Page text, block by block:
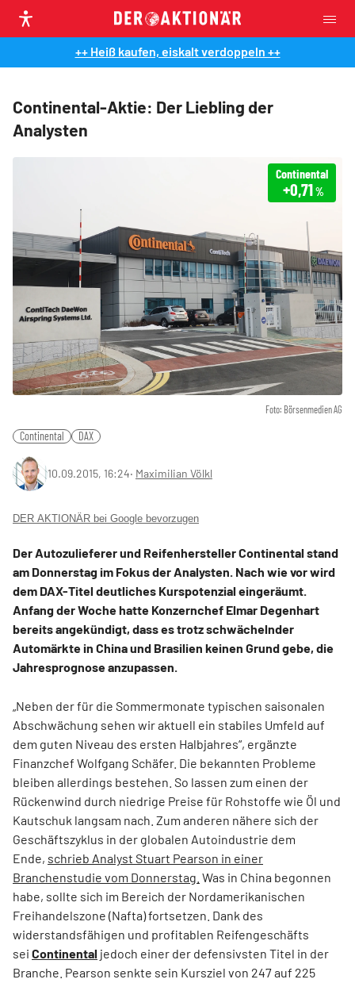
++ Heiß kaufen, eiskalt verdoppeln ++
Continental-Aktie: Der Liebling der
Analysten
Foto: Börsenmedien AG
Continental
+0,71%
Continental DAX
10.09.2015, 16:24‧ Maximilian Völkl
DER AKTIONÄR bei Google bevorzugen
Der Autozulieferer und Reifenhersteller Continental stand
am Donnerstag im Fokus der Analysten. Nach wie vor wird
dem DAX-Titel deutliches Kurspotenzial eingeräumt.
Anfang der Woche hatte Konzernchef Elmar Degenhart
bereits angekündigt, dass es trotz schwächelnder
Automärkte in China und Brasilien keinen Grund gebe, die
Jahresprognose anzupassen.
„Neben der für die Sommermonate typischen saisonalen
Abschwächung sehen wir aktuell ein stabiles Umfeld auf
dem guten Niveau des ersten Halbjahres“, ergänzte
Finanzchef Wolfgang Schäfer. Die bekannten Probleme
bleiben allerdings bestehen. So lassen zum einen der
Rückenwind durch niedrige Preise für Rohstoffe wie Öl und
Kautschuk langsam nach. Zum anderen nähere sich der
Geschäftszyklus in der globalen Autoindustrie dem
Ende, schrieb Analyst Stuart Pearson in einer
Branchenstudie vom Donnerstag. Was in China begonnen
habe, sollte sich im Bereich der Nordamerikanischen
Freihandelszone (Nafta) fortsetzen. Dank des
widerstandsfähigen und profitablen Reifengeschäfts
sei Continental jedoch einer der defensivsten Titel in der
Branche. Pearson senkte sein Kursziel von 247 auf 225